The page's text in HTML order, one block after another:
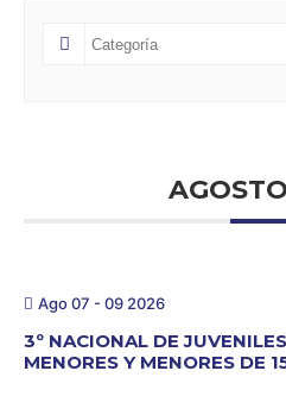
Ago 07 - 09 2026
3º NACIONAL DE
MENORES Y MENORES DE